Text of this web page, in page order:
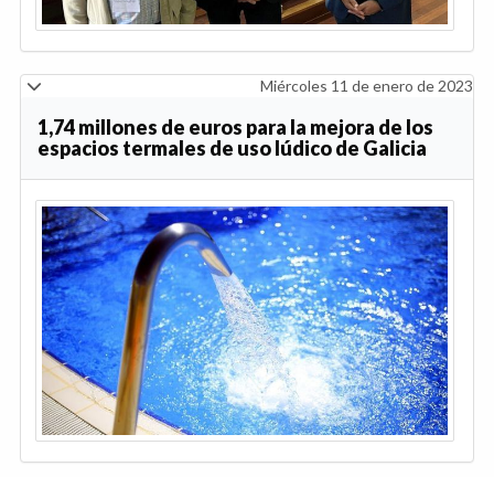
Miércoles 11 de enero de 2023
1,74 millones de euros para la mejora de los
espacios termales de uso lúdico de Galicia